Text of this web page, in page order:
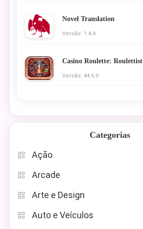
Novel Translation
Versão: 1.4.4
Casino Roulette: Roulettist
Versão: 44.6.0
Categorias
Ação
Arcade
Arte e Design
Auto e Veículos